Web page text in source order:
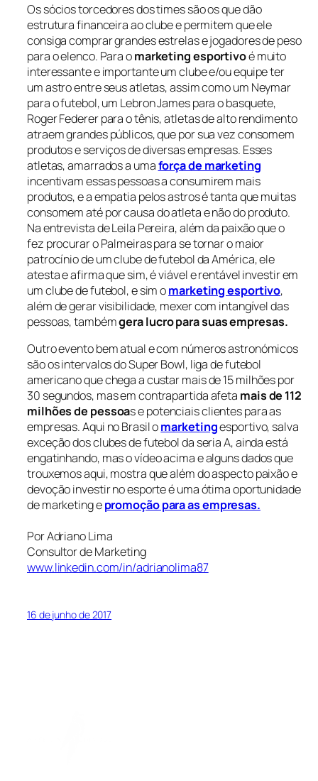
Os sócios torcedores dos times são os que dão
estrutura financeira ao clube e permitem que ele
consiga comprar grandes estrelas e jogadores de peso
para o elenco. Para omarketing esportivoé muito
interessante e importante um clube e/ou equipe ter
um astro entre seus atletas, assim como um Neymar
para o futebol, um Lebron James para o basquete,
Roger Federer para o tênis, atletas de alto rendimento
atraem grandes públicos, que por sua vez consomem
produtos e serviços de diversas empresas. Esses
atletas, amarrados a umaforça de marketing
incentivam essas pessoas a consumirem mais
produtos, e a empatia pelos astros é tanta que muitas
consomem até por causa do atleta e não do produto.
Na entrevista de Leila Pereira, além da paixão que o
fez procurar o Palmeiras para se tornar o maior
patrocínio de um clube de futebol da América, ele
atesta e afirma que sim, é viável e rentável investir em
um clube de futebol, e sim omarketing esportivo,
além de gerar visibilidade, mexer com intangível das
pessoas, tambémgera lucro para suas empresas.
Outro evento bem atual e com números astronómicos
são os intervalos do Super Bowl, liga de futebol
americano que chega a custar mais de 15 milhões por
30 segundos, mas em contrapartida afeta mais de 112
milhões de pessoas e potenciais clientes para as
empresas. Aqui no Brasil omarketingesportivo, salva
exceção dos clubes de futebol da seria A, ainda está
engatinhando, mas o vídeo acima e alguns dados que
trouxemos aqui, mostra que além do aspecto paixão e
devoção investir no esporte é uma ótima oportunidade
de marketing epromoção para as empresas.
Por Adriano Lima
Consultor de Marketing
www.linkedin.com/in/adrianolima87
16 de junho de 2017